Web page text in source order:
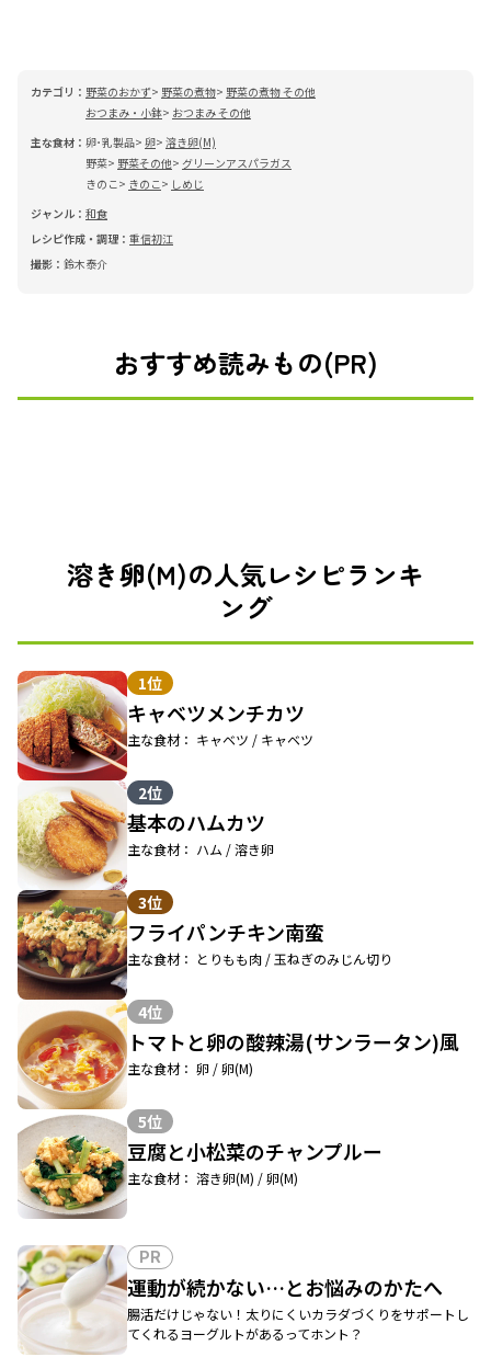
カテゴリ： 野菜のおかず 野菜の煮物
野菜の煮物 その他
おつまみ・小鉢
おつまみ その他
主な食材： 卵･乳製品 卵 溶き卵(M)
野菜
野菜その他
グリーンアスパラガス
きのこ
きのこ
しめじ
ジャンル： 和食
レシピ作成・調理： 重信初江
撮影： 鈴木泰介
おすすめ読みもの(PR)
溶き卵(M)の人気レシピランキ
ング
1位
キャベツメンチカツ
主な食材： キャベツ / キャベツ
2位
基本のハムカツ
主な食材： ハム / 溶き卵
3位
フライパンチキン南蛮
主な食材： とりもも肉 / 玉ねぎのみじん切り
4位
トマトと卵の酸辣湯(サンラータン)風
主な食材： 卵 / 卵(M)
5位
豆腐と小松菜のチャンプルー
主な食材： 溶き卵(M) / 卵(M)
PR
運動が続かない…とお悩みのかたへ
腸活だけじゃない！太りにくいカラダづくりをサポートし
てくれるヨーグルトがあるってホント？